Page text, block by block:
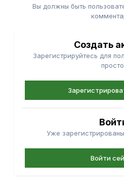
Вы должны быть
Создать
Зарегистрируйтесь для
Уже
Войти